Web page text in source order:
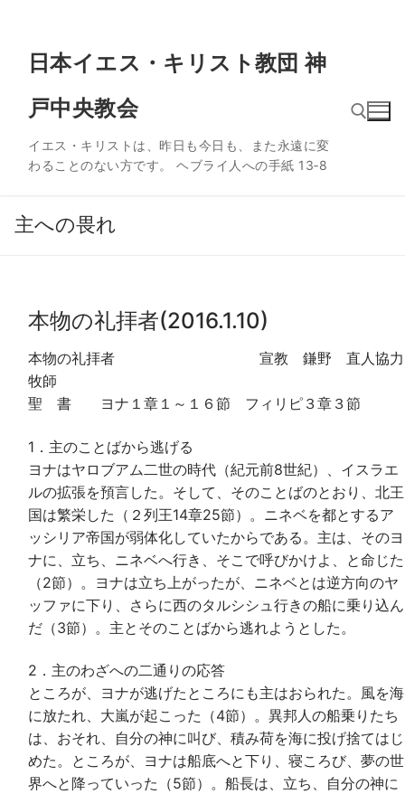
日本イエス・キリスト教団 神
戸中央教会
イエス・キリストは、昨日も今日も、また永遠に変
わることのない方です。 ヘブライ人への手紙 13‐8
主への畏れ
本物の礼拝者(2016.1.10)
本物の礼拝者 宣教 鎌野 直人協力
牧師
聖 書 ヨナ１章１～１６節 フィリピ３章３節
1．主のことばから逃げる
ヨナはヤロブアム二世の時代（紀元前8世紀）、イスラエ
ルの拡張を預言した。そして、そのことばのとおり、北王
国は繁栄した（２列王14章25節）。ニネベを都とするア
ッシリア帝国が弱体化していたからである。主は、そのヨ
ナに、立ち、ニネベへ行き、そこで呼びかけよ、と命じた
（2節）。ヨナは立ち上がったが、ニネベとは逆方向のヤ
ッファに下り、さらに西のタルシシュ行きの船に乗り込ん
だ（3節）。主とそのことばから逃れようとした。
2．主のわざへの二通りの応答
ところが、ヨナが逃げたところにも主はおられた。風を海
に放たれ、大嵐が起こった（4節）。異邦人の船乗りたち
は、おそれ、自分の神に叫び、積み荷を海に投げ捨てはじ
めた。ところが、ヨナは船底へと下り、寝ころび、夢の世
界へと降っていった（5節）。船長は、立ち、自分の神に